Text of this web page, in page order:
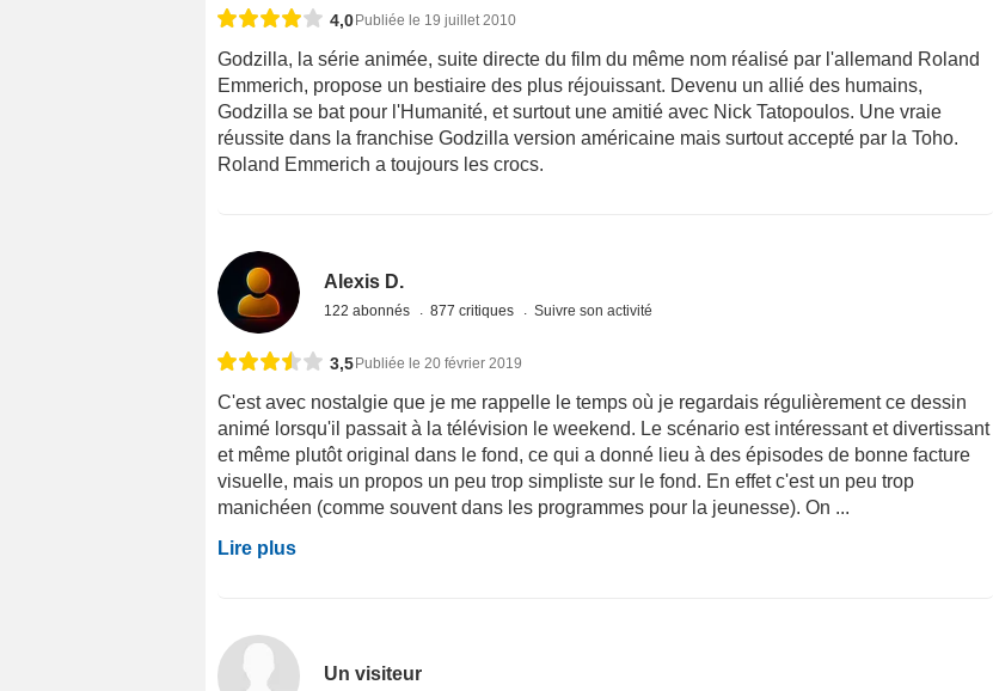
4,0 Publiée le 19 juillet 2010
Godzilla, la série animée, suite directe du film du même nom réalisé par l'allemand Roland
Emmerich, propose un bestiaire des plus réjouissant. Devenu un allié des humains,
Godzilla se bat pour l'Humanité, et surtout une amitié avec Nick Tatopoulos. Une vraie
réussite dans la franchise Godzilla version américaine mais surtout accepté par la Toho.
Roland Emmerich a toujours les crocs.
Alexis D.
122 abonnés 877 critiques Suivre son activité
3,5 Publiée le 20 février 2019
C'est avec nostalgie que je me rappelle le temps où je regardais régulièrement ce dessin
animé lorsqu'il passait à la télévision le weekend. Le scénario est intéressant et divertissant
et même plutôt original dans le fond, ce qui a donné lieu à des épisodes de bonne facture
visuelle, mais un propos un peu trop simpliste sur le fond. En effet c'est un peu trop
manichéen (comme souvent dans les programmes pour la jeunesse). On ...
Lire plus
Un visiteur